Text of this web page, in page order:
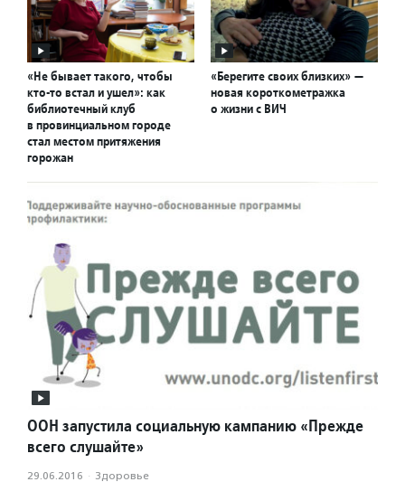
«Не бывает такого, чтобы
кто-то встал и ушел»: как
библиотечный клуб
в провинциальном городе
стал местом притяжения
горожан
«Берегите своих близких» —
новая короткометражка
о жизни с ВИЧ
ООН запустила социальную кампанию «Прежде
всего слушайте»
29.06.2016 · Здоровье